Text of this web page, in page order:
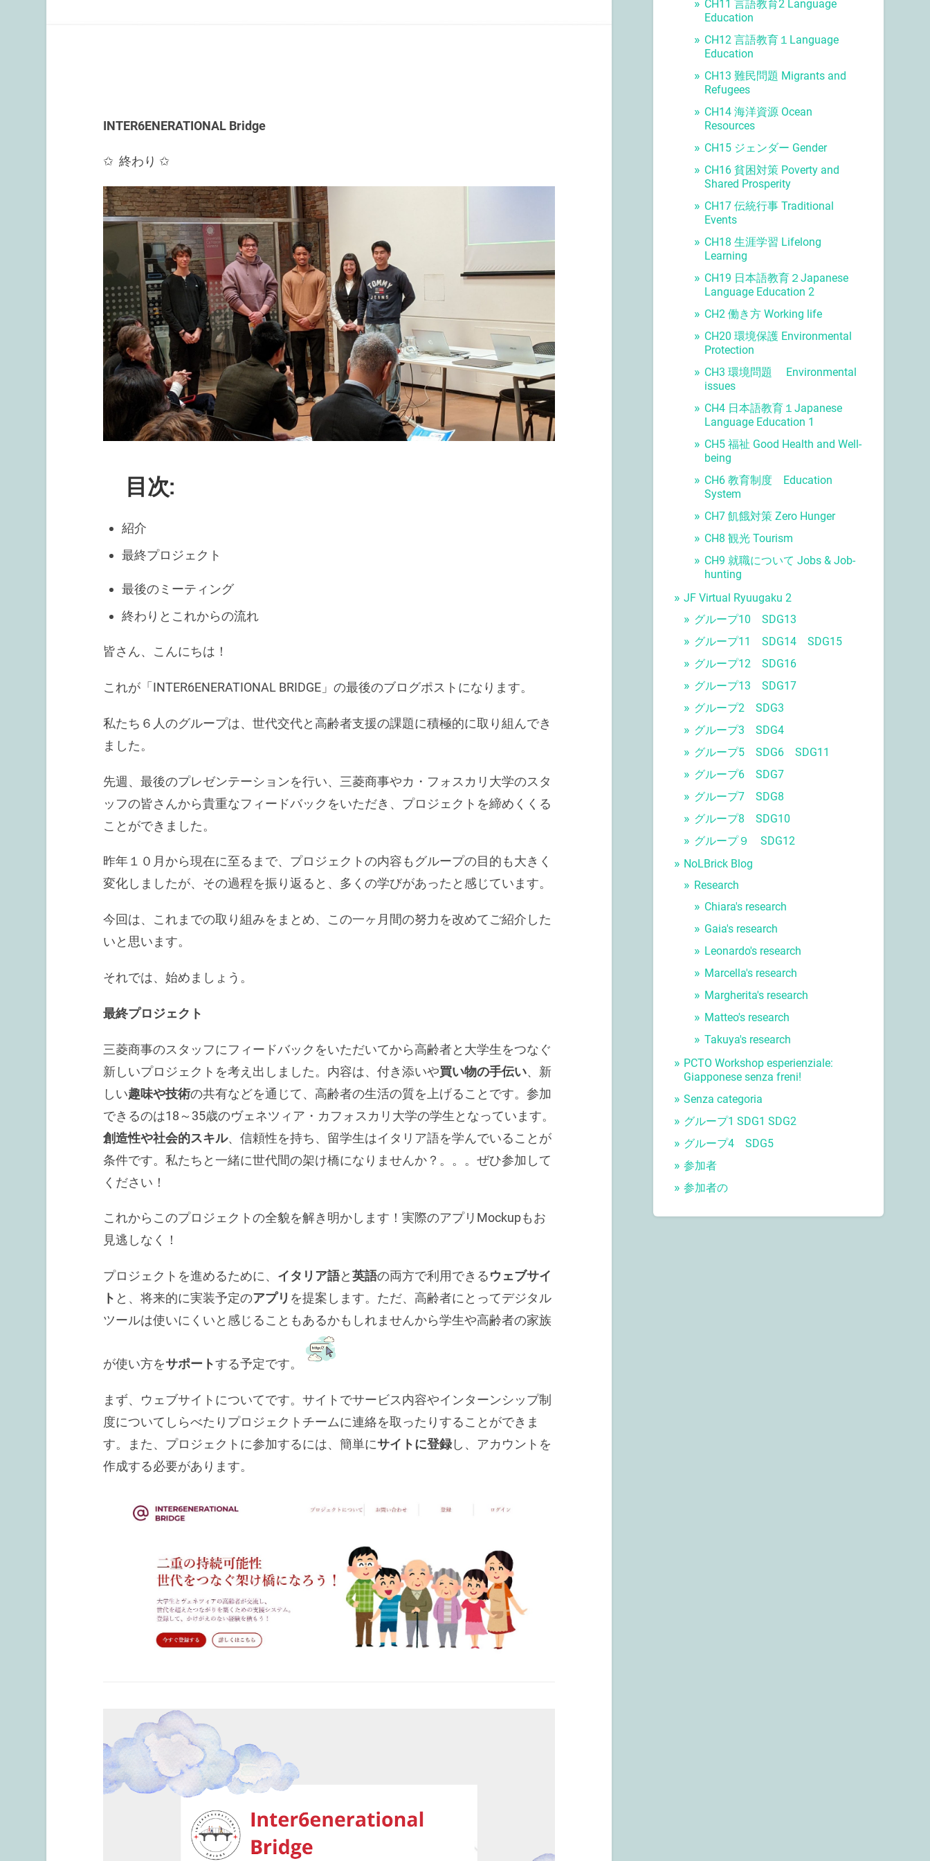
INTER6ENERATIONAL Bridge
✩ 終わり ✩
目次:
紹介
最終プロジェクト
最後のミーティング
終わりとこれからの流れ
皆さん、こんにちは！
これが「INTER6ENERATIONAL BRIDGE」の最後のブログポストになります。
私たち６人のグループは、世代交代と高齢者支援の課題に積極的に取り組んでき
ました。
先週、最後のプレゼンテーションを行い、三菱商事やカ・フォスカリ大学のスタ
ッフの皆さんから貴重なフィードバックをいただき、プロジェクトを締めくくる
ことができました。
昨年１０月から現在に至るまで、プロジェクトの内容もグループの目的も大きく
変化しましたが、その過程を振り返ると、多くの学びがあったと感じています。
今回は、これまでの取り組みをまとめ、この一ヶ月間の努力を改めてご紹介した
いと思います。
それでは、始めましょう。
最終プロジェクト
三菱商事のスタッフにフィードバックをいただいてから高齢者と大学生をつなぐ
新しいプロジェクトを考え出しました。内容は、付き添いや買い物の手伝い、新
しい趣味や技術の共有などを通じて、高齢者の生活の質を上げることです。参加
できるのは18～35歳のヴェネツィア・カフォスカリ大学の学生となっています。
創造性や社会的スキル、信頼性を持ち、留学生はイタリア語を学んでいることが
条件です。私たちと一緒に世代間の架け橋になりませんか？。。。ぜひ参加して
ください！
これからこのプロジェクトの全貌を解き明かします！実際のアプリMockupもお
見逃しなく！
プロジェクトを進めるために、 イタリア語と英語の両方で利用できるウェブサイ
ト と、将来的に実装予定のアプリ を提案します。ただ、高齢者にとってデジタル
ツールは使いにくいと感じることもあるかもしれませんから学生や高齢者の家族
が使い方をサポートする予定です。
まず、ウェブサイトについてです。サイトでサービス内容やインターンシップ制
度についてしらべたりプロジェクトチームに連絡を取ったりすることができま
す。また、プロジェクトに参加するには、簡単にサイトに登録し、アカウントを
作成する必要があります。
CH11 言語教育2 Language
Education
CH12 言語教育１Language
Education
CH13 難民問題 Migrants and
Refugees
CH14 海洋資源 Ocean
Resources
CH15 ジェンダー Gender
CH16 貧困対策 Poverty and
Shared Prosperity
CH17 伝統行事 Traditional
Events
CH18 生涯学習 Lifelong
Learning
CH19 日本語教育２Japanese
Language Education 2
CH2 働き方 Working life
CH20 環境保護 Environmental
Protection
CH3 環境問題 Environmental
issues
CH4 日本語教育１Japanese
Language Education 1
CH5 福祉 Good Health and Well-
being
CH6 教育制度 Education
System
CH7 飢餓対策 Zero Hunger
CH8 観光 Tourism
CH9 就職について Jobs & Job-
hunting
JF Virtual Ryuugaku 2
グループ10 SDG13
グループ11 SDG14 SDG15
グループ12 SDG16
グループ13 SDG17
グループ2 SDG3
グループ3 SDG4
グループ5 SDG6 SDG11
グループ6 SDG7
グループ7 SDG8
グループ8 SDG10
グループ９ SDG12
NoLBrick Blog
Research
Chiara's research
Gaia's research
Leonardo's research
Marcella's research
Margherita's research
Matteo's research
Takuya's research
PCTO Workshop esperienziale:
Giapponese senza freni!
Senza categoria
グループ1 SDG1 SDG2
グループ4 SDG5
参加者
参加者の